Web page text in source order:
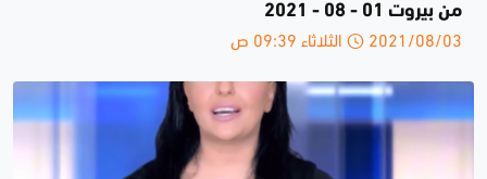
من بيروت 01 - 08 - 2021
2021/08/03 الثلاثاء 09:39 ص